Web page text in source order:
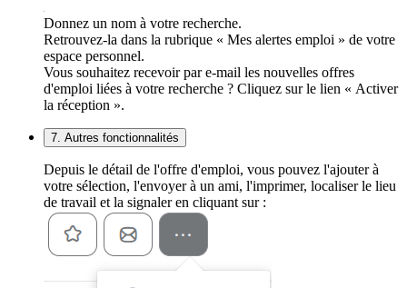
Donnez un nom à votre recherche.
Retrouvez-la dans la rubrique « Mes alertes emploi » de votre
espace personnel.
Vous souhaitez recevoir par e-mail les nouvelles offres
d'emploi liées à votre recherche ? Cliquez sur le lien « Activer
la réception ».
7. Autres fonctionnalités
Depuis le détail de l'offre d'emploi, vous pouvez l'ajouter à
votre sélection, l'envoyer à un ami, l'imprimer, localiser le lieu
de travail et la signaler en cliquant sur :